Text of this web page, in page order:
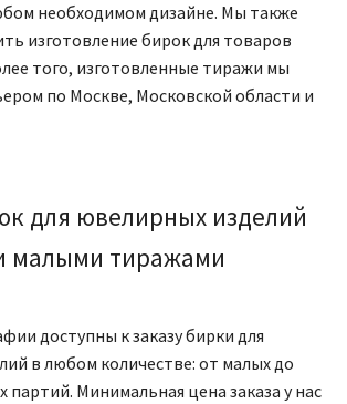
необходимом дизайне. Мы также
изготовление бирок для товаров
того, изготовленные тиражи мы
по Москве, Московской области и
для ювелирных изделий
малыми тиражами
доступны к заказу бирки для
в любом количестве: от малых до
партий. Минимальная цена заказа у нас